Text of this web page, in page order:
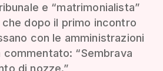
e “matrimonialista”
che dopo il primo incontro
con le amministrazioni
commentato: “Sembrava
di nozze.”